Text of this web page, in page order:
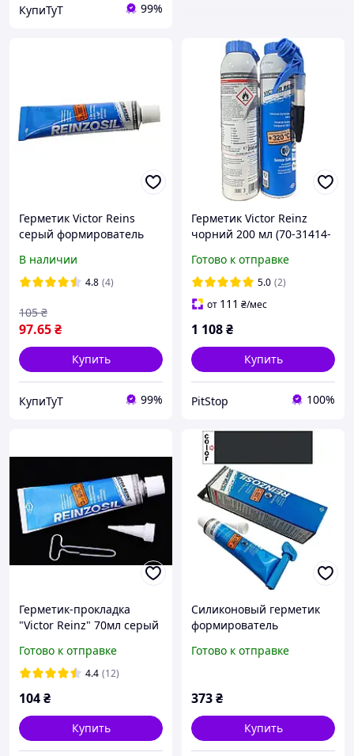
КупиТуТ 99%
Герметик Victor Reins
серый формирователь
(Германия)
В наличии
4.8 (4)
97.65₴
105 ₴
Купить
КупиТуТ 99%
Герметик Victor Reinz
чорний 200 мл (70-31414-
Готово к отправке
5.0 (2)
от 111 ₴/мес
1 108₴
Купить
PitStop 100%
Герметик-прокладка
"Victor Reinz" 70мл серый
Готово к отправке
4.4 (12)
104₴
Купить
Силиконовый герметик
формирователь
Victor Reinz Reinzosil 70мл
Готово к отправке
373₴
Купить